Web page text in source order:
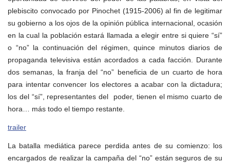
plebiscito convocado por Pinochet (1915-2006) al fin de legitimar
su gobierno a los ojos de la opinión pública internacional, ocasión
en la cual la población estará llamada a elegir entre si quiere “sí”
o “no” la continuación del régimen, quince minutos diarios de
propaganda televisiva están acordados a cada facción. Durante
dos semanas, la franja del “no” beneficia de un cuarto de hora
para intentar convencer los electores a acabar con la dictadura;
los del “sí”, representantes del poder, tienen el mismo cuarto de
hora… más todo el tiempo restante.
trailer
La batalla mediática parece perdida antes de su comienzo: los
encargados de realizar la campaña del “no” están seguros de su